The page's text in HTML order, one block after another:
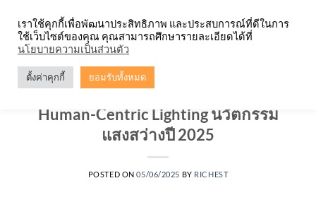
content
Human-Centric Lighting นวัตกรรม
แสงสว่างปี 2025
POSTED ON05/06/2025 BY RICHEST
เราใช้คุกกี้เพื่อพัฒนาประสิทธิภาพ และประสบการณ์ที่ดีในการ
ใช้เว็บไซต์ของคุณ คุณสามารถศึกษารายละเอียดได้ที่
นโยบายความเป็นส่วนตัว
ตั้งค่าคุกกี้ ยอมรับทั้งหมด